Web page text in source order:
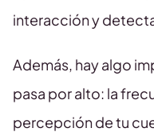
interacción y
Además, hay algo
pasa por alto: la
percepción de tu